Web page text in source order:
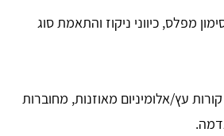
מפלס, כיווני ניקוז והתאמת סוג
עץ/אלומיניום מאוזנות, מחוברות